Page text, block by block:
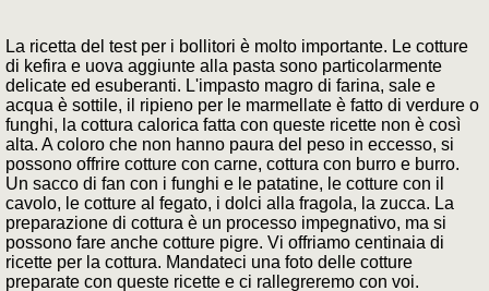
La ricetta del test per i bollitori è molto importante. Le cotture
di kefira e uova aggiunte alla pasta sono particolarmente
delicate ed esuberanti. L'impasto magro di farina, sale e
acqua è sottile, il ripieno per le marmellate è fatto di verdure o
funghi, la cottura calorica fatta con queste ricette non è così
alta. A coloro che non hanno paura del peso in eccesso, si
possono offrire cotture con carne, cottura con burro e burro.
Un sacco di fan con i funghi e le patatine, le cotture con il
cavolo, le cotture al fegato, i dolci alla fragola, la zucca. La
preparazione di cottura è un processo impegnativo, ma si
possono fare anche cotture pigre. Vi offriamo centinaia di
ricette per la cottura. Mandateci una foto delle cotture
preparate con queste ricette e ci rallegreremo con voi.